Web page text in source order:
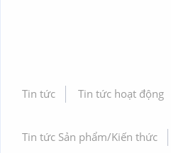
Tin tức Tin tức hoạt động
Tin tức Sản phẩm/Kiến thức